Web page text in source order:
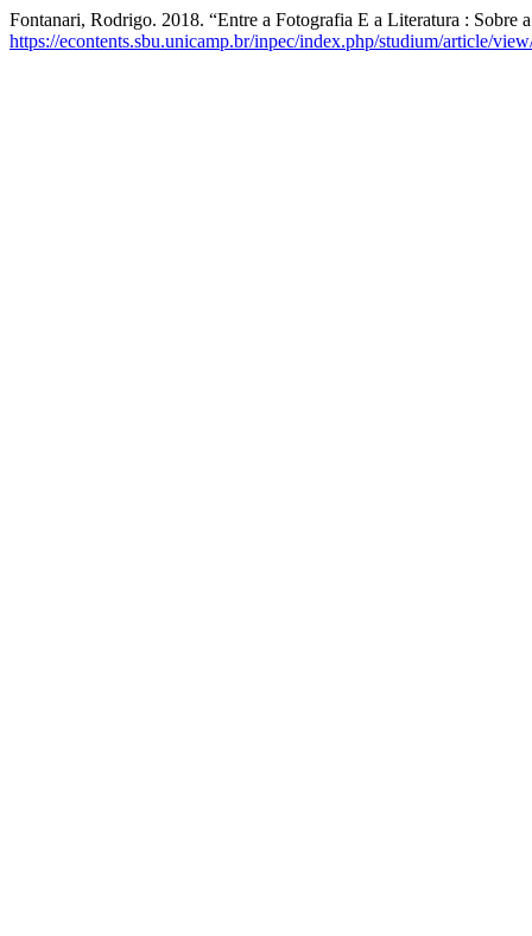
Fontanari, Rodrigo. 2018. “Entre a Fotografia E a Literatura : Sobre
https://econtents.sbu.unicamp.br/inpec/index.php/studium/article/